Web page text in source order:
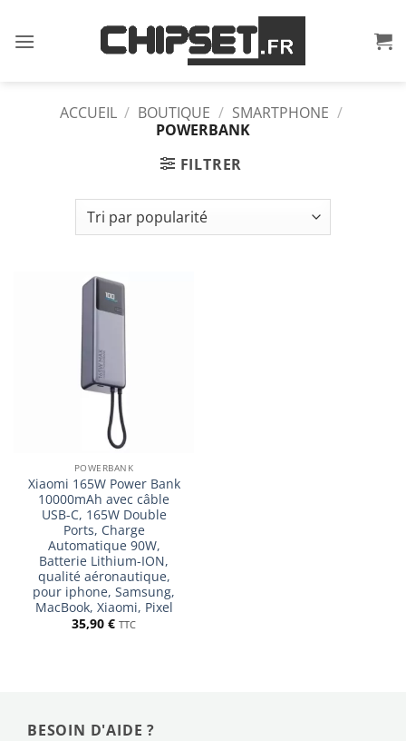
au
ACCUEIL / BOUTIQUE / SMARTPHONE /
POWERBANK
FILTRER
POWERBANK
Xiaomi 165W Power Bank
10000mAh avec câble
USB-C, 165W Double
Ports, Charge
Automatique 90W,
Batterie Lithium-ION,
qualité aéronautique,
pour iphone, Samsung,
MacBook, Xiaomi, Pixel
35,90 € TTC
BESOIN D'AIDE ?